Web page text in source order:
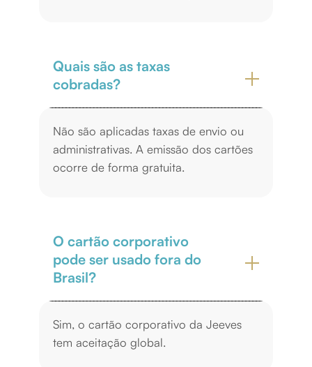
Quais são as taxas
cobradas?
Não são aplicadas taxas de envio ou
administrativas. A emissão dos cartões
ocorre de forma gratuita.
O cartão corporativo
pode ser usado fora do
Brasil?
Sim, o cartão corporativo da Jeeves
tem aceitação global.